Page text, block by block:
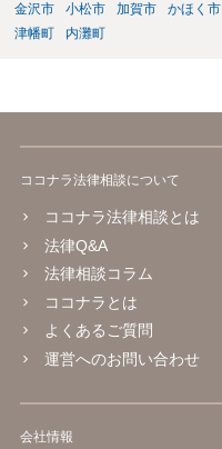
金沢市
小松市 加賀市 かほく市
津幡町
内灘町
ココナラ法律相談について
ココナラ法律相談とは
法律Q&A
法律相談コラム
ココナラとは
よくあるご質問
運営へのお問い合わせ
会社情報